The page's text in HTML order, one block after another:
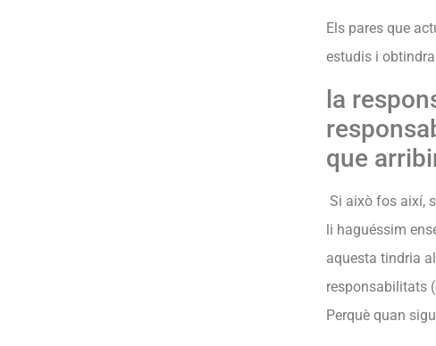
Els pares que
estudis i
la
que
Si això fos així,
li haguéssim
aquesta tindria
responsabilitats
Perquè quan